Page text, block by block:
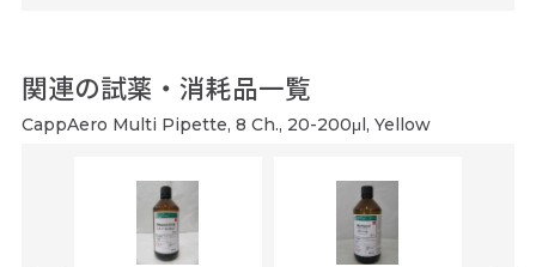
関連の試薬・消耗品一覧
CappAero Multi Pipette, 8 Ch., 20-200μl, Yellow